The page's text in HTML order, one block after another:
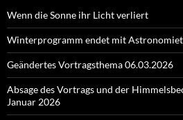
Wenn die Sonne ihr Licht verliert
Winterprogramm endet mit
Geändertes Vortragsthema 06.03.2026
Absage des Vortrags und der
Januar 2026